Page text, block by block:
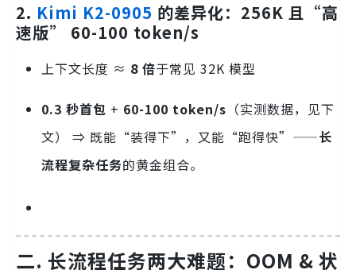
2. Kimi K2-0905 的差异化：256K 且“高
速版” 60-100 token/s
上下文长度 ≈ 8 倍于常见 32K 模型
0.3 秒首包 + 60-100 token/s （实测数据，见下
文） ⇒ 既能“装得下”，又能“跑得快”——长
流程复杂任务的黄金组合。
二. 长流程任务两大难题：OOM & 状